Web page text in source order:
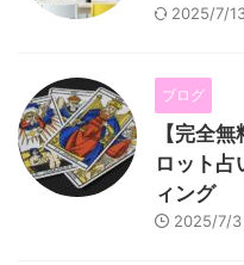
2025/7/
ブログ
【完全
ロット占
ィング
2025/7/3